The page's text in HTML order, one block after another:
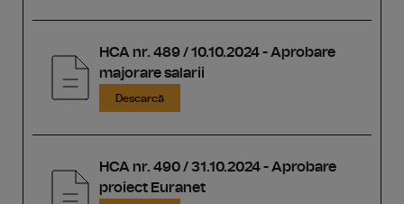
HCA nr. 489 / 10.10.2024 - Aprobare
majorare salarii
Descarcă
HCA nr. 490 / 31.10.2024 - Aprobare
proiect Euranet